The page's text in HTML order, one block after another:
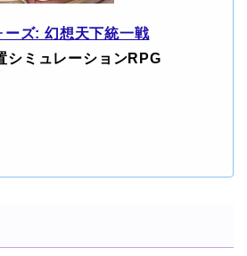
ーズ: 幻想天下統一戦
シミュレーションRPG